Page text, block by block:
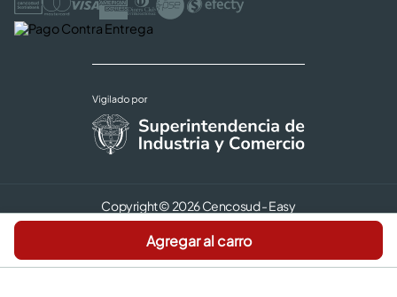
Agregar al carro
Copyright © 2026 Cencosud - Easy
Términos y Condiciones |
Seguridad y Privacidad |
Código de ética